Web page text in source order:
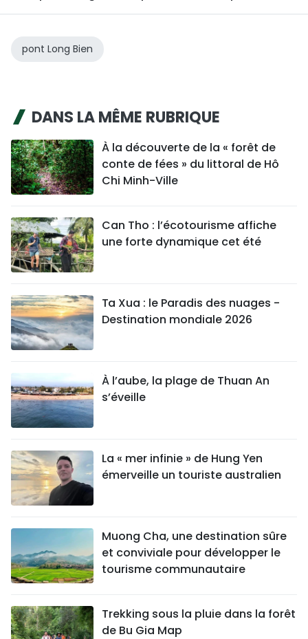
pont Long Bien
DANS LA MÊME RUBRIQUE
À la découverte de la « forêt de
conte de fées » du littoral de Hô
Chi Minh-Ville
Can Tho : l’écotourisme affiche
une forte dynamique cet été
Ta Xua : le Paradis des nuages -
Destination mondiale 2026
À l’aube, la plage de Thuan An
s’éveille
La « mer infinie » de Hung Yen
émerveille un touriste australien
Muong Cha, une destination sûre
et conviviale pour développer le
tourisme communautaire
Trekking sous la pluie dans la forêt
de Bu Gia Map